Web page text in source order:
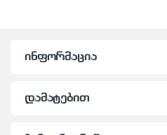
ინფორმაცია
დამატებით